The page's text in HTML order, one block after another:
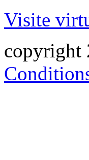
Visite
copyright